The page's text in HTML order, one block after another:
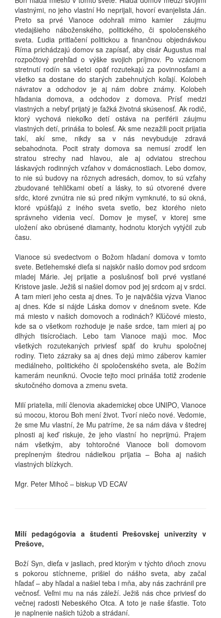
vlastnými, no jeho vlastní Ho neprijali, hovorí evanjelista Ján.
Preto sa prvé Vianoce odohrali mimo kamier záujmu
vtedajšieho náboženského, politického, či spoločenského
sveta. Ľudia pritlačení politickou a finančnou objednávkou
Ríma prichádzajú domov sa zapísať, aby cisár Augustus mal
rozpočtový prehľad o výške svojich príjmov. Po vzácnom
stretnutí rodín sa všetci opäť rozutekajú za povinnosťami a
všetko sa dostane do starých zabehnutých koľají. Kolobeh
návratov a odchodov je aj nám dobre známy. Kolobeh
hľadania domova, a odchodov z domova. Prísť medzi
vlastných a nebyť prijatý je ťažká životná skúsenosť. Ak rodič,
ktorý vychová niekoľko detí ostáva na periférii záujmu
vlastných detí, prináša to bolesť. Ak sme nezažili pocit prijatia
takí, akí sme, nikdy sa v nás nevybuduje zdravá
sebahodnota. Pocit straty domova sa nemusí zrodiť len
stratou strechy nad hlavou, ale aj odviatou strechou
láskavých rodinných vzťahov v domácnostiach. Lebo domov,
to nie sú budovy na rôznych adresách, domov, to sú vzťahy
zbudované tehličkami obetí a lásky, to sú otvorené dvere
sŕdc, ktoré zvnútra nie sú pred nikým vymknuté, to sú okná,
ktoré vpúšťajú z iného sveta svetlo, bez ktorého nieto
správneho videnia vecí. Domov je myseľ, v ktorej sme
uložení ako obrúsené diamanty, hodnotu ktorých vytýčil zub
času.
Vianoce sú svedectvom o Božom hľadaní domova v tomto
svete. Betlehemské dieťa si najskôr našlo domov pod srdcom
mladej Márie. Jej prijatie a poslušnosť boli prvé vystlané
Kristove jasle. Ježiš si našiel domov pod jej srdcom aj v srdci.
A tam mieri jeho cesta aj dnes. To je najväčšia výzva Vianoc
aj dnes. Kde si nájde Láska domov v dnešnom svete. Kde
má miesto v našich domovoch a rodinách? Kľúčové miesto,
kde sa o všetkom rozhoduje je naše srdce, tam mieri aj po
dlhých tisícročiach. Lebo tam Vianoce majú moc. Moc
všetkých rozutekaných priviesť späť do kruhu spoločnej
rodiny. Tieto zázraky sa aj dnes dejú mimo záberov kamier
mediálneho, politického či spoločenského sveta, ale Božím
kamerám neuniknú. Ovocie tejto moci prináša totiž zrodenie
skutočného domova a zmenu sveta.
Milí priatelia, milí členovia akademickej obce UNIPO, Vianoce
sú mocou, ktorou Boh mení život. Tvorí niečo nové. Vedomie,
že sme Mu vlastní, že Mu patríme, že sa nám dáva v štedrej
plnosti aj keď riskuje, že jeho vlastní ho neprijmú. Prajem
nám všetkým, aby tohtoročné Vianoce boli domovom
preplneným štedrou nádielkou prijatia – Boha aj našich
vlastných blízkych.
Mgr. Peter Mihoč – biskup VD ECAV
Milí pedagógovia a študenti Prešovskej univerzity v
Prešove,
Boží Syn, dieťa v jasliach, pred ktorým v týchto dňoch znovu
s pokorou stíchneme, prišiel do nášho sveta, aby začal
hľadať – aby hľadal a našiel teba i mňa, aby nás zachránil pre
večnosť. Veľmi mu na nás záleží. Ježiš nás chce priviesť do
večnej radosti Nebeského Otca. A toto je naše šťastie. Toto
je naplnenie našich túžob a strádaní.